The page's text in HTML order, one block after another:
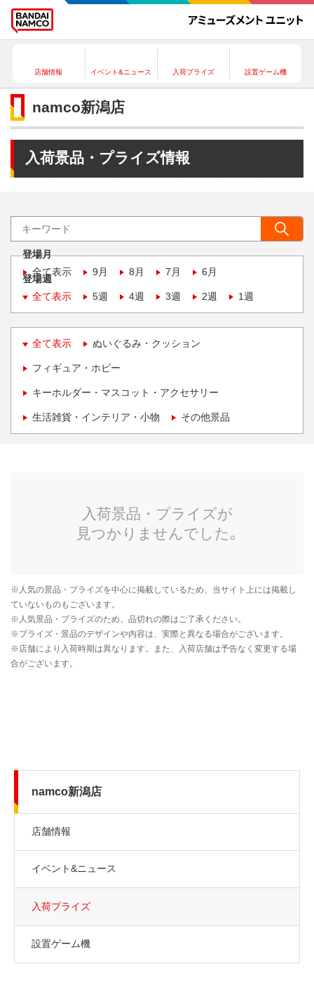
店舗情報 イベント&ニュース 入荷プライズ 設置ゲーム機
namco新潟店
入荷景品・プライズ情報
登場月
全て表示
9月 8月 7月 6月
登場週
全て表示
5週 4週 3週 2週 1週
全て表示 ぬいぐるみ・クッション
フィギュア・ホビー
キーホルダー・マスコット・アクセサリー
生活雑貨・インテリア・小物 その他景品
namco新潟店
店舗情報
イベント&ニュース
入荷プライズ
設置ゲーム機